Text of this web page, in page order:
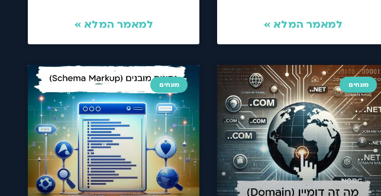
למאמר המלא » למאמר המלא »
מונחים מונחים